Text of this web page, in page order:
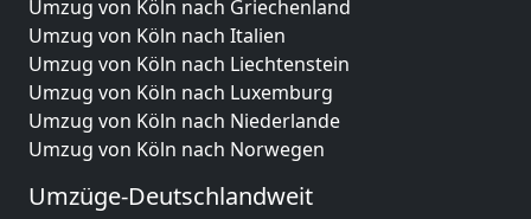
Umzug von Köln nach Griechenland
Umzug von Köln nach Italien
Umzug von Köln nach Liechtenstein
Umzug von Köln nach Luxemburg
Umzug von Köln nach Niederlande
Umzug von Köln nach Norwegen
Umzüge-Deutschlandweit